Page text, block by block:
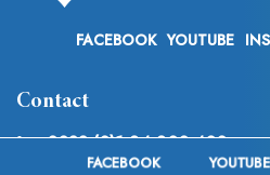
FACEBOOK YOUTUBE
Contact
0033 (0)1 84 800 400
FACEBOOK YOUTUBE